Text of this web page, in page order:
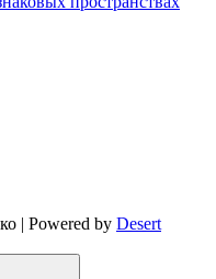
| Powered by Desert